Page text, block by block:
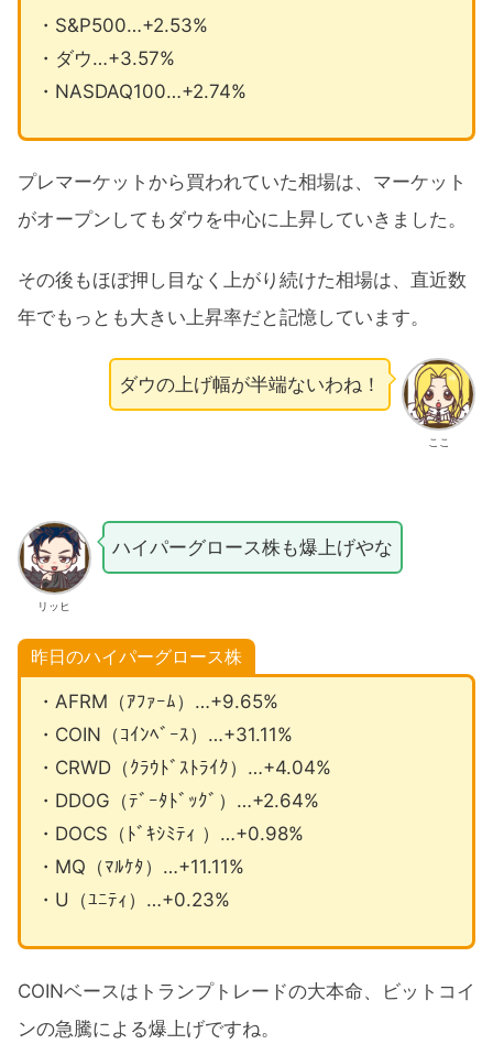
・S&P500…+2.53%
・ダウ…+3.57%
・NASDAQ100…+2.74%
プレマーケットから買われていた相場は、マーケット
がオープンしてもダウを中心に上昇していきました。
その後もほぼ押し目なく上がり続けた相場は、直近数
年でもっとも大きい上昇率だと記憶しています。
ここ
ダウの上げ幅が半端ないわね！
リッヒ
ハイパーグロース株も爆上げやな
昨日のハイパーグロース株
・AFRM（ｱﾌｧｰﾑ）…+9.65%
・COIN（ｺｲﾝﾍﾞｰｽ）…+31.11%
・CRWD（ｸﾗｳﾄﾞｽﾄﾗｲｸ）…+4.04%
・DDOG（ﾃﾞｰﾀﾄﾞｯｸﾞ）…+2.64%
・DOCS（ﾄﾞｷｼﾐﾃｨ ）…+0.98%
・MQ（ﾏﾙｹﾀ）…+11.11%
・U（ﾕﾆﾃｨ）…+0.23%
COINベースはトランプトレードの大本命、ビットコイ
ンの急騰による爆上げですね。